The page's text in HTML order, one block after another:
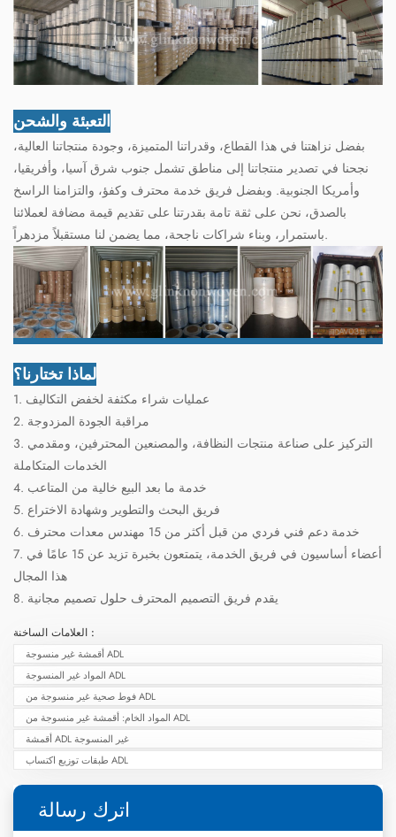
التعبئة والشحن
بفضل نزاهتنا في هذا القطاع، وقدراتنا المتميزة، وجودة منتجاتنا العالية،
نجحنا في تصدير منتجاتنا إلى مناطق تشمل جنوب شرق آسيا، وأفريقيا،
وأمريكا الجنوبية. وبفضل فريق خدمة محترف وكفؤ، والتزامنا الراسخ
بالصدق، نحن على ثقة تامة بقدرتنا على تقديم قيمة مضافة لعملائنا
باستمرار، وبناء شراكات ناجحة، مما يضمن لنا مستقبلاً مزدهراً.
لماذا تختارنا؟
1. عمليات شراء مكثفة لخفض التكاليف
2. مراقبة الجودة المزدوجة
3. التركيز على صناعة منتجات النظافة، والمصنعين المحترفين، ومقدمي
الخدمات المتكاملة
4. خدمة ما بعد البيع خالية من المتاعب
5. فريق البحث والتطوير وشهادة الاختراع
6. خدمة دعم فني فردي من قبل أكثر من 15 مهندس معدات محترف
7. أعضاء أساسيون في فريق الخدمة، يتمتعون بخبرة تزيد عن 15 عامًا في
هذا المجال
8. يقدم فريق التصميم المحترف حلول تصميم مجانية
العلامات الساخنة :
أقمشة غير منسوجة ADL
المواد غير المنسوجة ADL
فوط صحية غير منسوجة من ADL
المواد الخام: أقمشة غير منسوجة من ADL
أقمشة ADL غير المنسوجة
طبقات توزيع اكتساب ADL
اترك رسالة